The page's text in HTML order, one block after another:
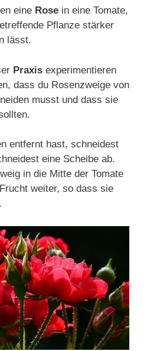
eine Rose in eine Tomate,
Pflanze stärker
lässt.
Praxis experimentieren
dass du Rosenzweige von
musst und dass sie
entfernt hast, schneidest
eine Scheibe ab.
in die Mitte der Tomate
weiter, so dass sie